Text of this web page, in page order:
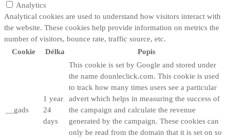
Analytics
Analytical cookies are used to understand how visitors interact with
the website. These cookies help provide information on metrics the
number of visitors, bounce rate, traffic source, etc.
Cookie
Délka Popis
__gads
1 year
24
days
This cookie is set by Google and stored under
the name dounleclick.com. This cookie is used
to track how many times users see a particular
advert which helps in measuring the success of
the campaign and calculate the revenue
generated by the campaign. These cookies can
only be read from the domain that it is set on so